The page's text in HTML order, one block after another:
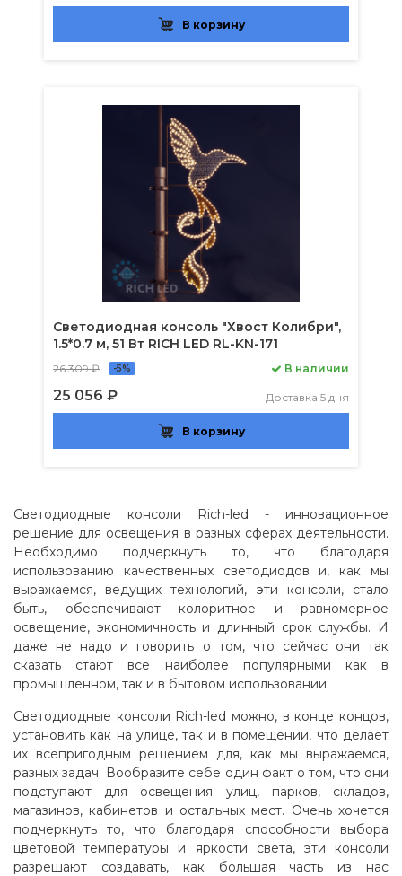
В корзину
Светодиодная консоль "Хвост Колибри",
1.5*0.7 м, 51 Вт RICH LED RL-KN-171
26 309 ₽ -5%
25 056 ₽
В наличии
Доставка 5 дня
В корзину
Светодиодные консоли Rich-led - инновационное
решение для освещения в разных сферах деятельности.
Необходимо подчеркнуть то, что благодаря
использованию качественных светодиодов и, как мы
выражаемся, ведущих технологий, эти консоли, стало
быть, обеспечивают колоритное и равномерное
освещение, экономичность и длинный срок службы. И
даже не надо и говорить о том, что сейчас они так
сказать стают все наиболее популярными как в
промышленном, так и в бытовом использовании.
Светодиодные консоли Rich-led можно, в конце концов,
установить как на улице, так и в помещении, что делает
их всепригодным решением для, как мы выражаемся,
разных задач. Вообразите себе один факт о том, что они
подступают для освещения улиц, парков, складов,
магазинов, кабинетов и остальных мест. Очень хочется
подчеркнуть то, что благодаря способности выбора
цветовой температуры и яркости света, эти консоли
разрешают создавать, как большая часть из нас